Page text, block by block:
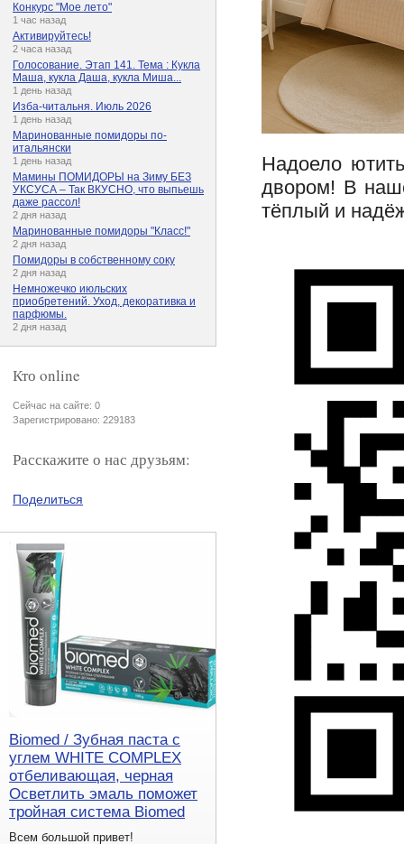
Надоело
двором! В
тёплый и
Конкурс "Мое лето"
1 час назад
Активируйтесь!
2 часа назад
Голосование. Этап 141. Тема : Кукла
Маша, кукла Даша, кукла Миша...
1 день назад
Изба-читальня. Июль 2026
1 день назад
Маринованные помидоры по-
итальянски
1 день назад
Мамины ПОМИДОРЫ на Зиму БЕЗ
УКСУСА – Так ВКУСНО, что выпьешь
даже рассол!
2 дня назад
Маринованные помидоры "Класс!"
2 дня назад
Помидоры в собственному соку
2 дня назад
Немножечко июльских
приобретений. Уход, декоративка и
парфюмы.
2 дня назад
Кто online
Сейчас на сайте: 0
Зарегистрировано: 229183
Расскажите о нас друзьям:
Поделиться
Biomed / Зубная паста с
углем WHITE COMPLEX
отбеливающая, черная
Осветлить эмаль поможет
тройная система Biomed
Всем большой привет!